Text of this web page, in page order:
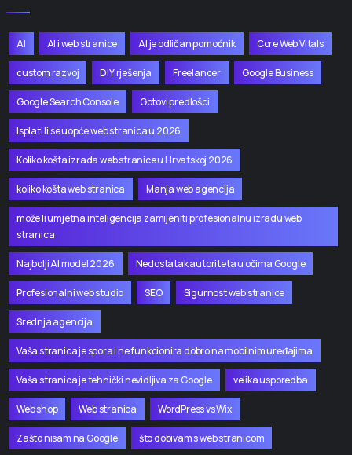
AI AI i web stranice AI je odličan pomoćnik Core Web Vitals
custom razvoj DIY rješenja Freelancer Google Business
Google Search Console Gotovi predlošci
Isplati li se uopće web stranica u 2026
Koliko košta izrada web stranice u Hrvatskoj 2026
koliko košta web stranica Manja web agencija
može li umjetna inteligencija zamijeniti profesionalnu izradu web
stranica
Najbolji AI model 2026 Nedostatak autoriteta u očima Google
Profesionalni web studio SEO Sigurnost web stranice
Srednja agencija
Vaša stranica je spora i ne funkcionira dobro na mobilnim uređajima
Vaša stranica je tehnički nevidljiva za Google velika usporedba
Web shop Web stranica WordPress vs Wix
Zašto nisam na Google što dobivam s web stranicom